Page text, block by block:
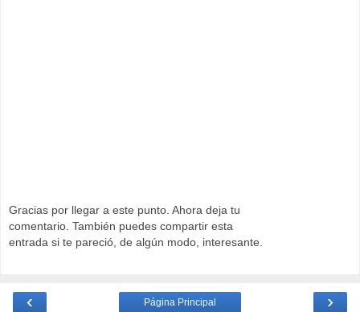
Gracias por llegar a este punto. Ahora deja tu
comentario. También puedes compartir esta
entrada si te pareció, de algún modo, interesante.
‹ ›
Página Principal